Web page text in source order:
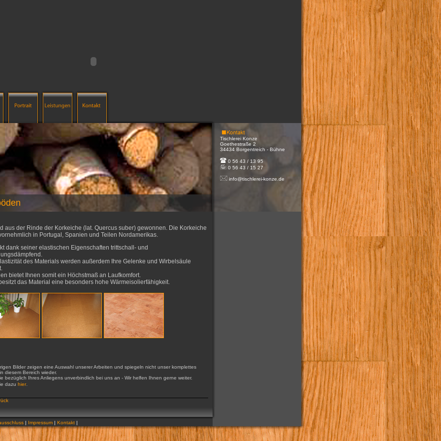
aus der Rinde der Korkeiche (lat. Quercus suber) gewonnen. Die Korkeiche
in Portugal, Spanien und Teilen Nordamerikas.
dank seiner elastischen Eigenschaften trittschall- und
des Materials werden außerdem Ihre Gelenke und Wirbelsäule
bietet Ihnen somit ein Höchstmaß an Laufkomfort.
das Material eine besonders hohe Wärmeisolierfähigkeit.
Bilder zeigen eine Auswahl unserer Arbeiten und spiegeln nicht unser komplettes
diesem Bereich wieder.
bezüglich Ihres Anliegens unverbindlich bei uns an - Wir helfen Ihnen gerne weiter.
dazu hier.
| Impressum | Kontakt |
Tischlerei Konze
Goethestraße 2
34434 Borgentreich - Bühne
0 56 43 / 13 95
0 56 43 / 15 27
info@tischlerei-konze.de